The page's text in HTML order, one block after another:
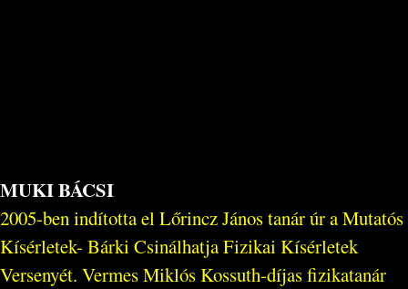
MUKI BÁCSI
2005-ben indította el Lőrincz János tanár úr a Mutatós
Kísérletek- Bárki Csinálhatja Fizikai Kísérletek
Versenyét. Vermes Miklós Kossuth-díjas fizikatanár